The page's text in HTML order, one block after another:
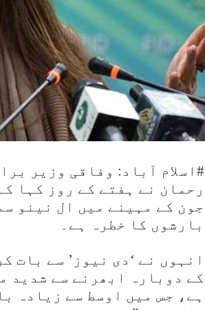
#اسلام آباد: وفاقی وزیر
جون کے مہینے میں ال نینو
بارشوں کا خطرہ ہے۔
انہوں نے ‘دی نیوز’ سے بات
کے دوبارہ ابھرنے سے شدید
ہے، جس میں اوسط سے زیادہ